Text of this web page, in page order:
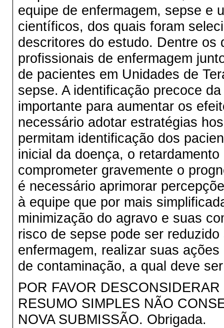
equipe de enfermagem, sepse e
científicos, dos quais foram
descritores do estudo. Dentre os
profissionais de enfermagem
de pacientes em Unidades de
sepse. A identificação precoce
importante para aumentar os
necessário adotar estratégias
permitam identificação dos
inicial da doença, o
comprometer gravemente o
é necessário aprimorar
à equipe que por mais
minimização do agravo e suas
risco de sepse pode ser
enfermagem, realizar suas
de contaminação, a qual deve
POR FAVOR
RESUMO SIMPLES NÃO
NOVA SUBMISSÃO. Obrigada.